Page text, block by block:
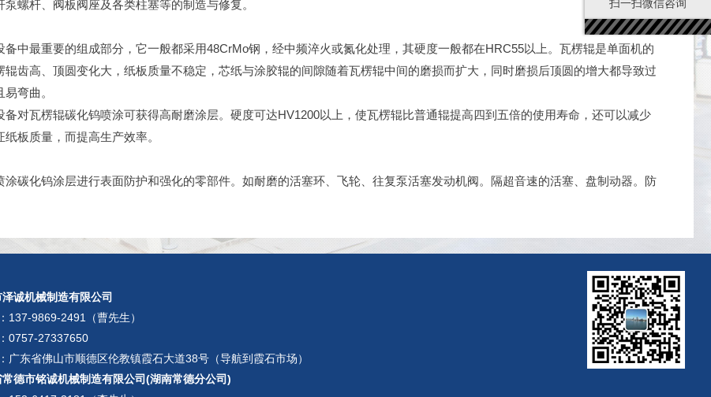
螺杆、阀板阀座及各类柱塞等的制造与修复。
备中最重要的组成部分，它一般都采用48CrMo钢，经中频淬火或氮化处理，其硬度一般都在HRC55以上。瓦楞辊是单面机的
辊齿高、顶圆变化大，纸板质量不稳定，芯纸与涂胶辊的间隙随着瓦楞辊中间的磨损而扩大，同时磨损后顶圆的增大都导致过
弯曲。
备对瓦楞辊碳化钨喷涂可获得高耐磨涂层。硬度可达HV1200以上，使瓦楞辊比普通辊提高四到五倍的使用寿命，还可以减少
板质量，而提高生产效率。
碳化钨涂层进行表面防护和强化的零部件。如耐磨的活塞环、飞轮、往复泵活塞发动机阀。隔超音速的活塞、盘制动器。防
具使用寿命增加3-5倍。主要用于挤压模和成型模。
诚机械制造有限公司
137-9869-2491（曹先生）
0757-27337650
广东省佛山市顺德区伦教镇霞石大道38号（导航到霞石市场）
德市铭诚机械制造有限公司(湖南常德分公司)
扫一扫微信咨询